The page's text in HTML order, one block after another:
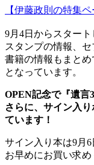
【伊藤政則の特集ペ
9月4日からスター
スタンプの情報、
書籍の情報もまと
となっています。
OPEN記念で『遺言
さらに、サイン入
ています！
サイン入り本は9月
お早めにお買い求め